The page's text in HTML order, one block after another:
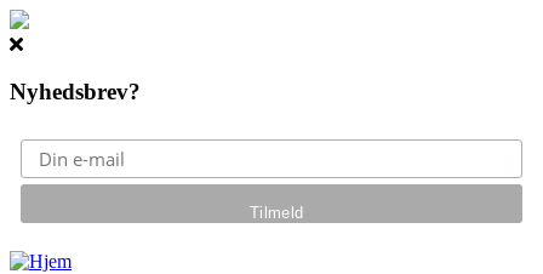
Nyhedsbrev?
Gå til hovedindhold